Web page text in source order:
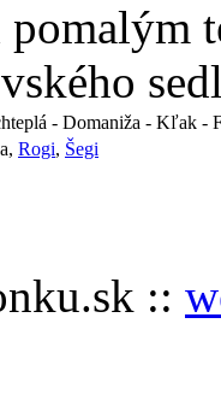
- Domaniža - Kľak -
Rogi, Šegi
::